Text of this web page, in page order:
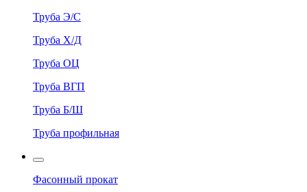
Труба Э/С
Труба Х/Д
Труба ОЦ
Труба ВГП
Труба Б/Ш
Труба профильная
Фасонный прокат